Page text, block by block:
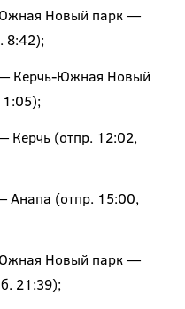
Новый парк —
8:42);
Керчь-Южная Новый
(отпр. 12:02,
Анапа (отпр. 15:00,
Новый парк —
21:39);